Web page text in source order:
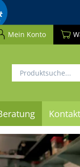
Mein Konto
Kontakt